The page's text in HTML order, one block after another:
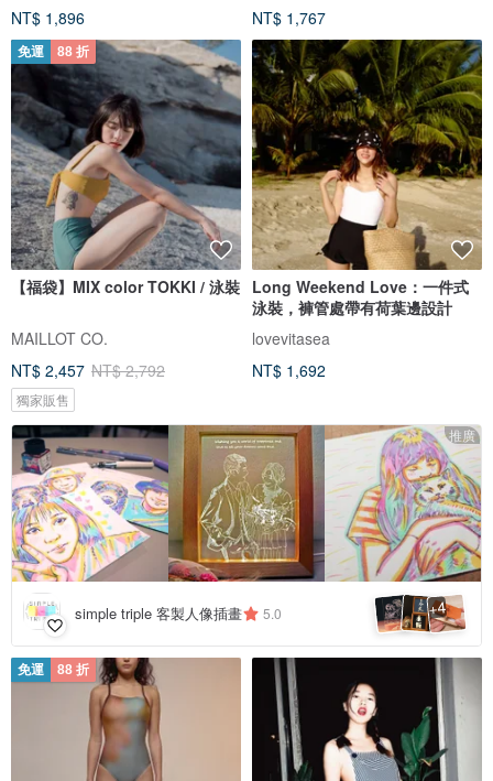
NT$ 1,896
NT$ 1,767
免運 88 折
【福袋】MIX color TOKKI / 泳裝
MAILLOT CO.
NT$ 2,457 NT$ 2,792
獨家販售
Long Weekend Love：一件式
泳裝，褲管處帶有荷葉邊設計
lovevitasea
NT$ 1,692
推廣
simple triple 客製人像插畫 5.0 +4
免運 88 折